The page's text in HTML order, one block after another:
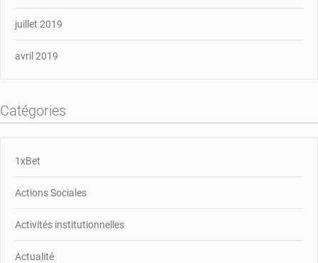
juillet 2019
avril 2019
Catégories
1xBet
Actions Sociales
Activités institutionnelles
Actualité